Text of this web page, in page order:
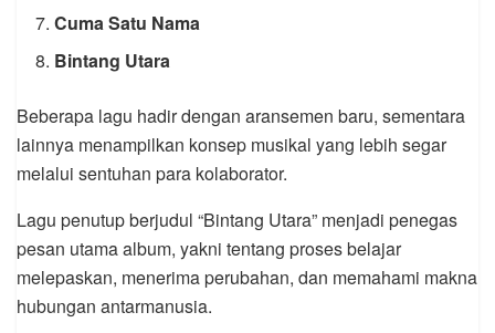
Cuma Satu Nama
Bintang Utara
Beberapa lagu hadir dengan aransemen baru, sementara
lainnya menampilkan konsep musikal yang lebih segar
melalui sentuhan para kolaborator.
Lagu penutup berjudul “Bintang Utara” menjadi penegas
pesan utama album, yakni tentang proses belajar
melepaskan, menerima perubahan, dan memahami makna
hubungan antarmanusia.